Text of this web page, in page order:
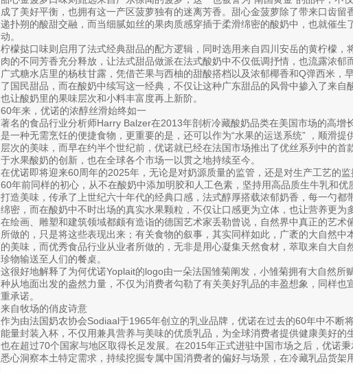
成了美好平衡，也拥有这一产区菠萝独有的迷离芳香。甜心金菠萝除了带来口齿留
递扑朔的酸甜交融，而当细腻如丝的果肉质感穿插于柔滑绵密的酸奶中，也就催生
动。
柠檬挞口味则启用了法式经典甜品的配方逻辑，同时选用来自四川安岳的黄柠檬，
肉的不同芳香充分释放，让法式甜品做派在法式酸奶中不仅低调抒情，也流露浓郁
广式糖水店里的杨枝甘露，凭借芒果与西柚的甜酸搭档以及浓郁椰香和Q弹西米，
了国民甜品，而在酸奶中续写这一经典，不仅让这种广东甜品的风骨中掺入了来自
也让酸奶里的果味层次和小料丰富度再上新阶。
60年来，优诺的浓醇丝滑始终如一
著名的食品行业分析师Harry Balzer在2013年剖析冷藏酸奶品类在美国市场的高增
是一种无需烹饪的便捷食物，更重要的是，还可以作为“水果的运送系统” ，顺滑提
层次的美味，而早在约半个世纪前，优诺就已经在法国市场推出了优丝系列中的首
于水果酸奶的创新，也在全球各个市场一以贯之地持续至今。
在优诺即将迎来60周年的2025年，无论是对奶源质量的监管，还是对生产工艺的
60年前同样的初心，从不在酸奶中添加明胶和人工色素，坚持用高品质生牛乳和优
打造美味，传承了上世纪六十年代的经典口感，法式醇厚搭载浓郁奶香，每一勺都
绵密，而在酸奶中不时出场的真实水果颗粒，不仅让口感更为立体，也让营养更为
在绘画、雕塑和建筑领域都颇有造诣的德国艺术家丢勒曾说，自然界中真正的艺术
所做的，只是将这些表现出来；有关食物的叙事，其实同样如此，广袤的大自然中
的美味，而优秀食品行业从业者所做的，无非是用心凝集天然食材，萃取来自大自
珍物输送至人们的餐桌。
这很好地解释了为何优诺Yoplait的logo由一朵法国雏菊阐发，小雏菊拥有大自然所
种从地面出发的盎然力量，不仅为消费者勾勒了有关美好乳品的丰盈想象，同样也
重承诺。
来自牧场的俏皮诗意
作为由法国奶农协会Sodiaal于1965年创立的乳业品牌，优诺在过去的60年中不断
能量封装入杯，不仅用兼具营养与美味的优质乳品，为全球消费者提供健康美好的
也在超过70个国家与地区取得长足发展。在2015年正式进驻中国市场之后，优诺
悉心洞察本土特定需求，持续挖掘专属中国消费者的偏好与场景，在冷藏乳品货架